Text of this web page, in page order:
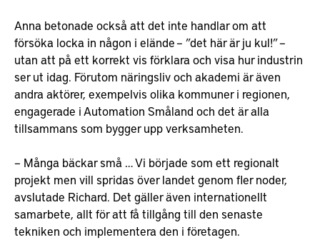
Anna betonade också att det inte handlar om att
försöka locka in någon i elände – ”det här är ju kul!” –
utan att på ett korrekt vis förklara och visa hur industrin
ser ut idag. Förutom näringsliv och akademi är även
andra aktörer, exempelvis olika kommuner i regionen,
engagerade i Automation Småland och det är alla
tillsammans som bygger upp verksamheten.
– Många bäckar små … Vi började som ett regionalt
projekt men vill spridas över landet genom fler noder,
avslutade Richard. Det gäller även internationellt
samarbete, allt för att få tillgång till den senaste
tekniken och implementera den i företagen.